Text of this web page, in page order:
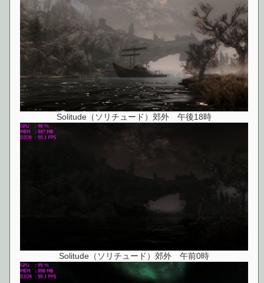
Solitude（ソリチュード）郊外 午後18時
Solitude（ソリチュード）郊外 午前0時